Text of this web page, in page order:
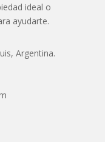
ideal o
ayudarte.
Argentina.